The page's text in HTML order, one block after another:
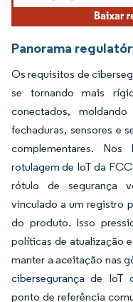
Panorama
Os requisitos de
se tornando mais
conectados,
fechaduras, sensores e
complementares.
rotulagem de IoT da
rótulo de segurança
vinculado a um registro
do produto. Isso
políticas de atualização
manter a aceitação nas
cibersegurança de IoT
ponto de referência